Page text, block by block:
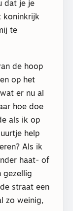
dat je je
koninkrijk
te
de hoop
op het
er nu al
hoe doe
als ik op
help
Als ik
haat- of
gezellig
straat een
zo weinig,